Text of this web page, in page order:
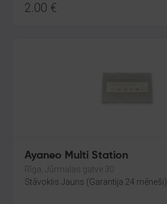
2.00 €
Ayaneo Multi Station
Rīga, Jūrmalas gatve 30
Stāvoklis Jauns (Garantija 24 mēneši)